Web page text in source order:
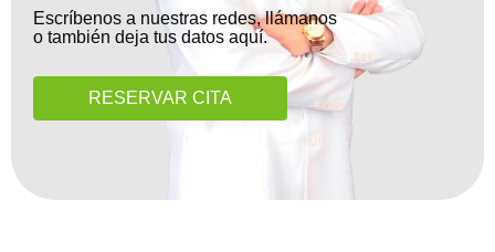
Escríbenos a nuestras redes, llámanos
o también deja tus datos aquí.
RESERVAR CITA